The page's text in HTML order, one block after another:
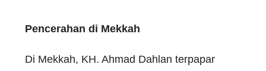
Pencerahan di Mekkah
Di Mekkah, KH. Ahmad Dahlan terpapar